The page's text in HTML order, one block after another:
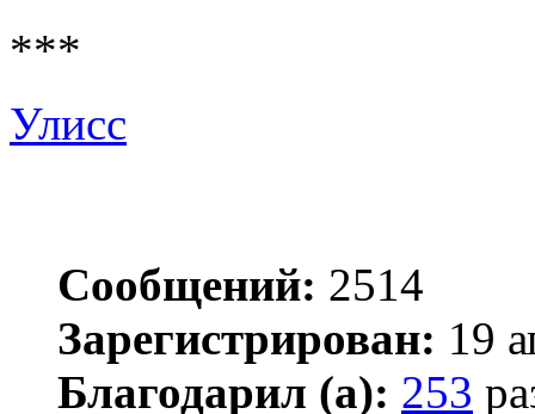
***
Улисс
Сообщений: 2514
Зарегистрирован: 19
Благодарил (а): 253